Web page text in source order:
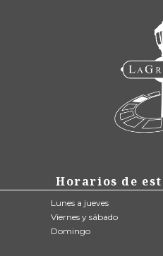
Horarios de
Lunes a jueves
Viernes y sábado
Domingo